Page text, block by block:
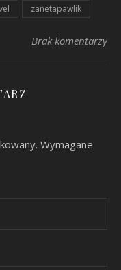
zanetapawlik
Brak komentarzy
Wymagane